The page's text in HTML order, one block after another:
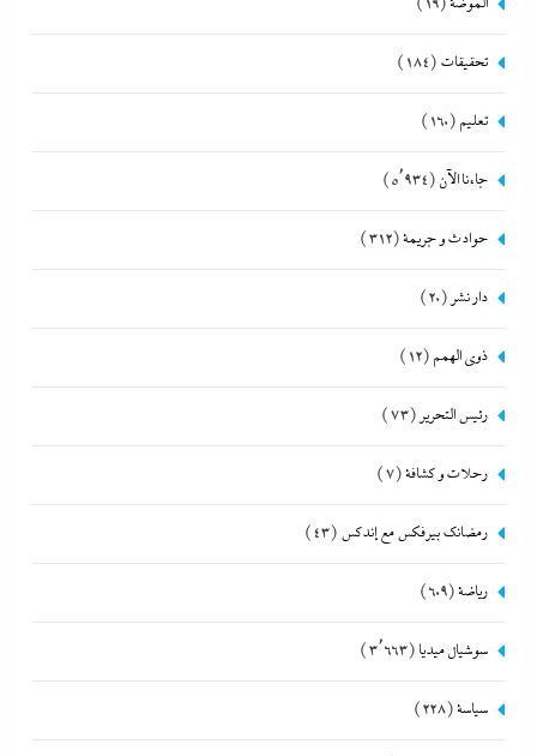
تحقيقات (184)
تعليم (160)
جاءنا الآن (5٬934)
حوادث و جريمة(312)
دار نشر (20)
ذوى الهمم (12)
رئيس التحرير (73)
رحلات و كشافة(7)
رمضانك بيرفكس مع إندكس (43)
رياضة(609)
سوشيال ميديا (3٬663)
سياسة(228)